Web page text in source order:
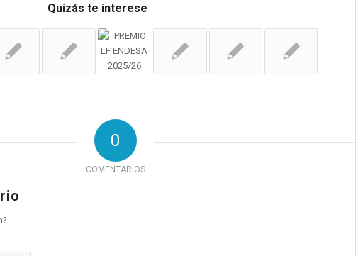
Quizás te interese
0
COMENTARIOS